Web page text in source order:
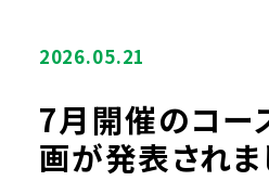
2026.05.21
7月開催のコー
画が発表されま